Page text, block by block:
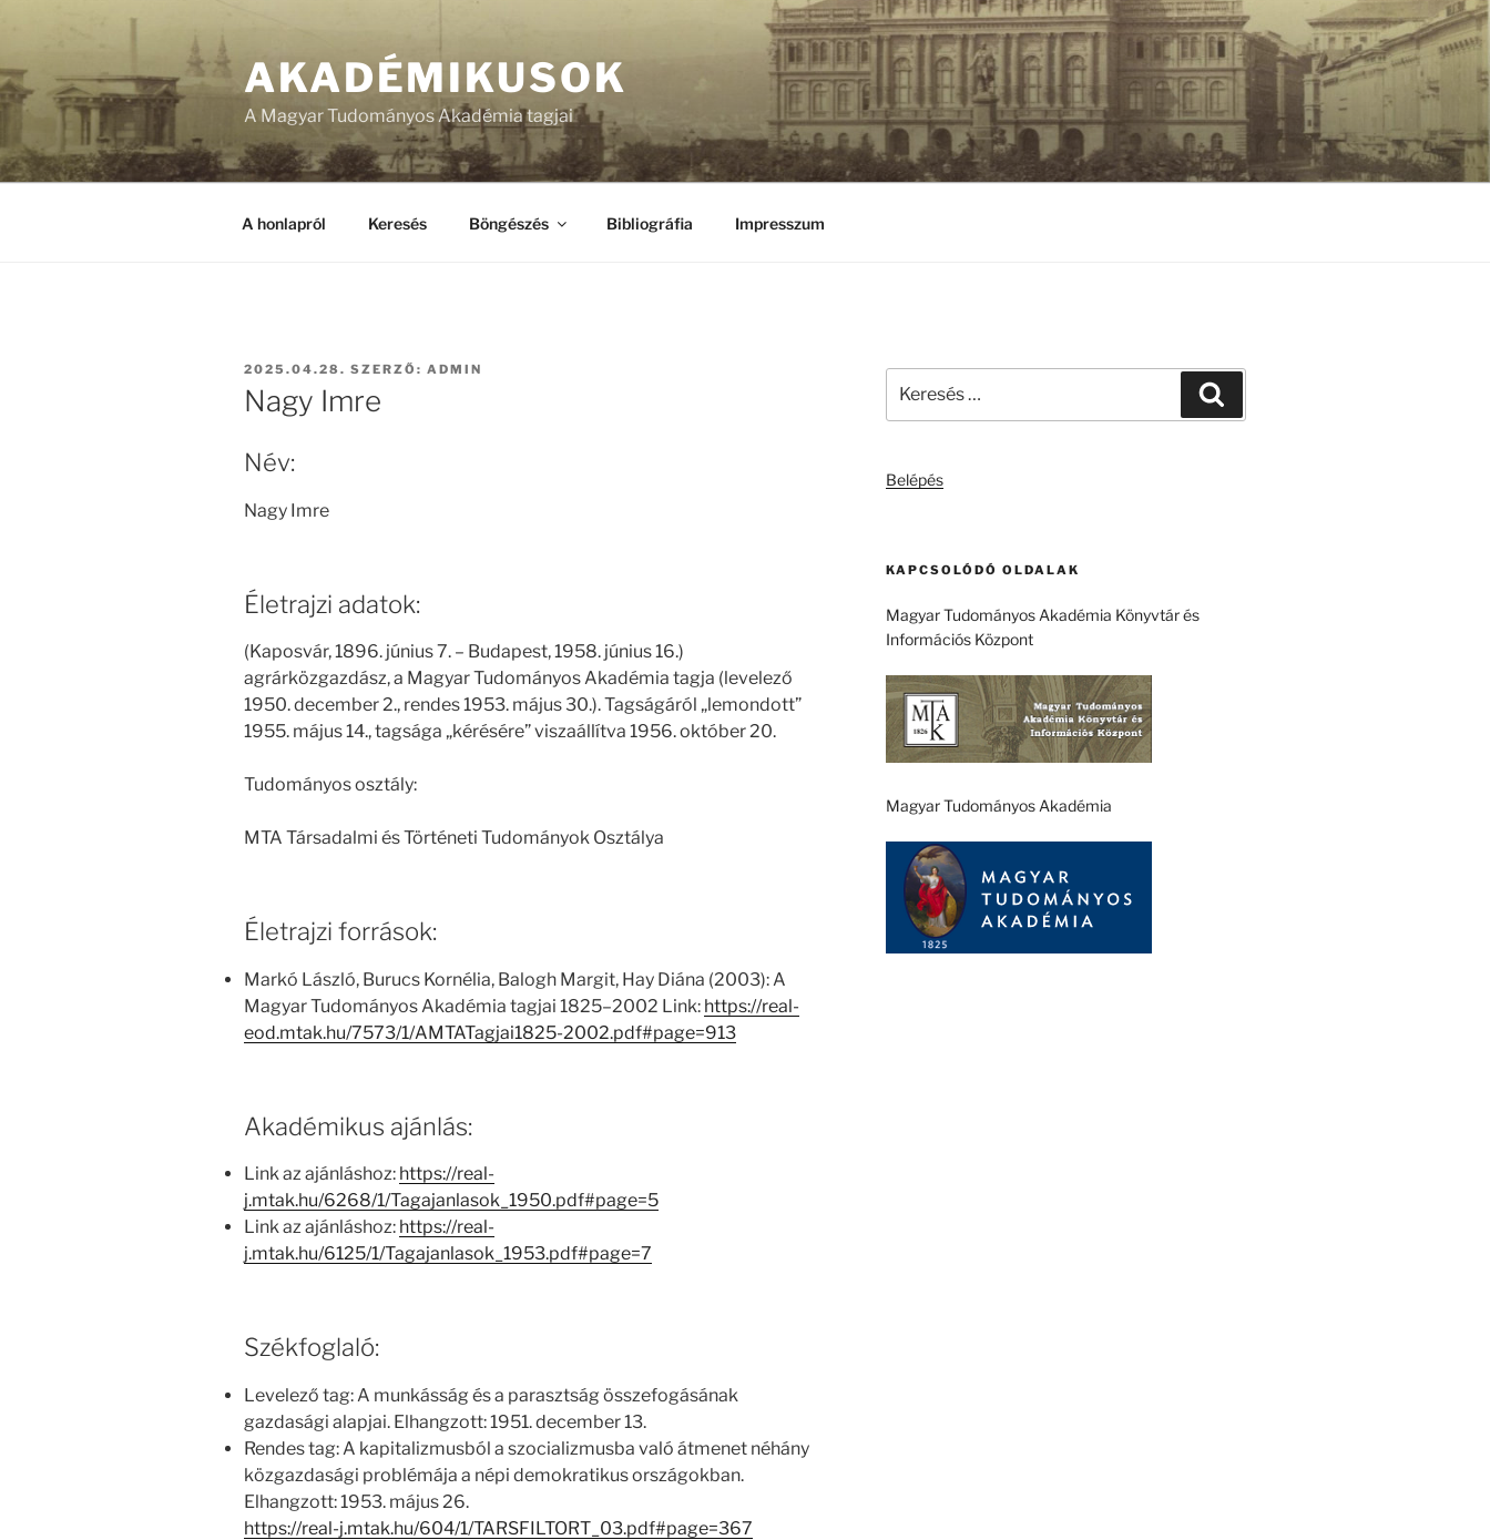
AKADÉMIKUSOK
A Magyar Tudományos Akadémia tagjai
A honlapról Keresés Böngészés Bibliográfia Impresszum
BEKÜLDVE:
2025.04.28. SZERZŐ: ADMIN
Nagy Imre
Név:
Nagy Imre
Életrajzi adatok:
(Kaposvár, 1896. június 7. – Budapest, 1958. június 16.)
agrárközgazdász, a Magyar Tudományos Akadémia tagja (levelező
1950. december 2., rendes 1953. május 30.). Tagságáról „lemondott”
1955. május 14., tagsága „kérésére” viszaállítva 1956. október 20.
Tudományos osztály:
MTA Társadalmi és Történeti Tudományok Osztálya
Életrajzi források:
Markó László, Burucs Kornélia, Balogh Margit, Hay Diána (2003): A
Magyar Tudományos Akadémia tagjai 1825–2002 Link: https://real-
eod.mtak.hu/7573/1/AMTATagjai1825-2002.pdf#page=913
Akadémikus ajánlás:
Link az ajánláshoz: https://real-
j.mtak.hu/6268/1/Tagajanlasok_1950.pdf#page=5
Link az ajánláshoz: https://real-
j.mtak.hu/6125/1/Tagajanlasok_1953.pdf#page=7
Székfoglaló:
Levelező tag: A munkásság és a parasztság összefogásának
gazdasági alapjai. Elhangzott: 1951. december 13.
Rendes tag: A kapitalizmusból a szocializmusba való átmenet néhány
közgazdasági problémája a népi demokratikus országokban.
Elhangzott: 1953. május 26.
https://real-j.mtak.hu/604/1/TARSFILTORT_03.pdf#page=367
következő
Belépés
KAPCSOLÓDÓ OLDALAK
Magyar Tudományos Akadémia Könyvtár és
Információs Központ
Magyar Tudományos Akadémia